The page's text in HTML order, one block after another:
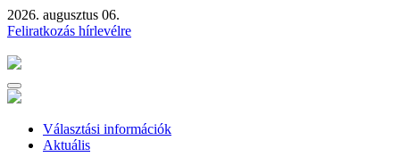
2026. augusztus 06.
Feliratkozás hírlevélre
Választási információk
Aktuális